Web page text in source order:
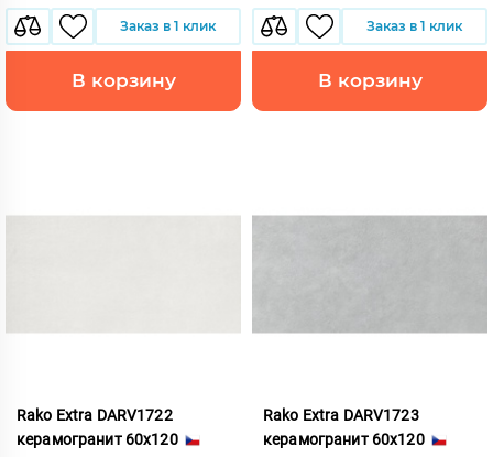
Заказ в 1 клик
В корзину
Заказ в 1 клик
В корзину
Rako Extra DARV1722
керамогранит 60x120
Rako Extra DARV1723
керамогранит 60x120